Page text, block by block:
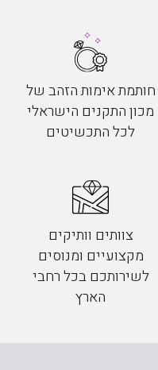
חותמת אימות הזהב של
מכון התקנים הישראלי
לכל התכשיטים
צוותים וותיקים
מקצועיים ומנוסים
לשירותכם בכל רחבי
הארץ